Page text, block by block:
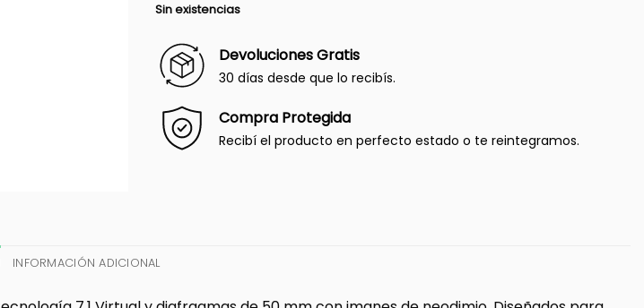
Sin existencias
Devoluciones Gratis
30 días desde que lo recibís.
Compra Protegida
Recibí el producto en perfecto estado o te reintegramos.
INFORMACIÓN ADICIONAL